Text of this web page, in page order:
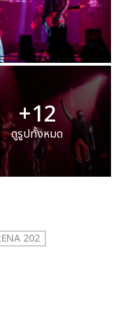
+12
ดูรูปทั้งหมด
202